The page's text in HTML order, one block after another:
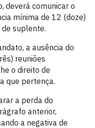
deverá comunicar o
mínima de 12 (doze)
suplente.
a ausência do
reuniões
o direito de
que pertença.
a perda do
anterior,
a negativa de